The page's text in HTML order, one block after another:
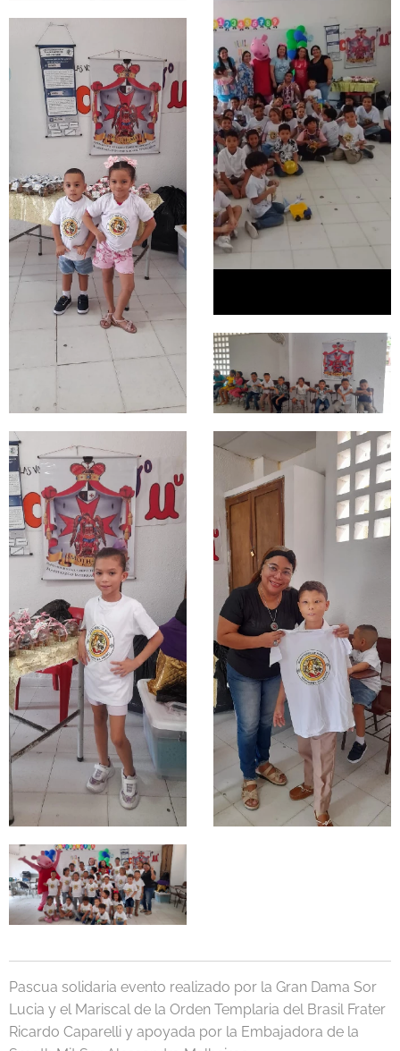
Pascua solidaria evento realizado por la Gran Dama Sor
Lucia y el Mariscal de la Orden Templaria del Brasil Frater
Ricardo Caparelli y apoyada por la Embajadora de la